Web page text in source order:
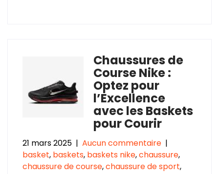
Chaussures de
Course Nike :
Optez pour
l’Excellence
avec les Baskets
pour Courir
21 mars 2025 | Aucun commentaire |
basket, baskets, baskets nike,chaussure,
chaussure de course,chaussure de sport,